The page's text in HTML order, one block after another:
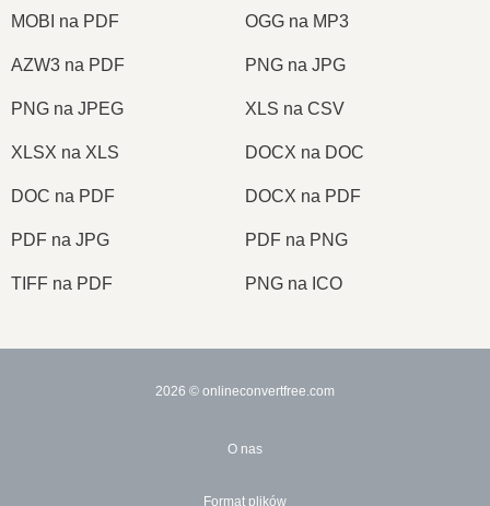
MOBI na PDF OGG na MP3
AZW3 na PDF PNG na JPG
PNG na JPEG XLS na CSV
XLSX na XLS DOCX na DOC
DOC na PDF DOCX na PDF
PDF na JPG PDF na PNG
TIFF na PDF PNG na ICO
2026 © onlineconvertfree.com
O nas
Format plików